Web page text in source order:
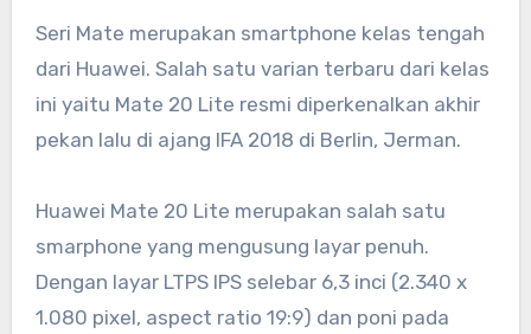
Seri Mate merupakan smartphone kelas tengah
dari Huawei. Salah satu varian terbaru dari kelas
ini yaitu Mate 20 Lite resmi diperkenalkan akhir
pekan lalu di ajang IFA 2018 di Berlin, Jerman.
Huawei Mate 20 Lite merupakan salah satu
smarphone yang mengusung layar penuh.
Dengan layar LTPS IPS selebar 6,3 inci (2.340 x
1.080 pixel, aspect ratio 19:9) dan poni pada